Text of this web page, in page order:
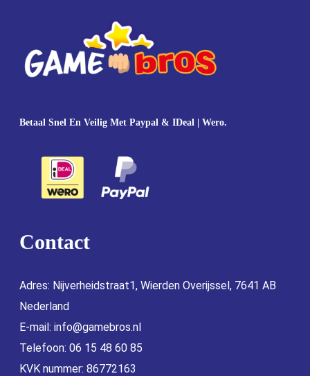
Betaal Snel En Veilig Met Paypal & IDeal | Wero.
Contact
Adres: Nijverheidstraat1, Wierden Overijssel, 7641 AB
Nederland
E-mail: info@gamebros.nl
Telefoon: 06 15 48 60 85
KVK nummer: 86772163